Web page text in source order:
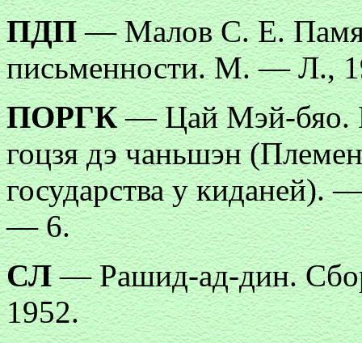
ПДП— Малов С. Е.
письменности. М. — Л.,
ПОРГК— Цай Мэй-бяо.
гоцзя дэ чаньшэн
государства у
— 6.
СЛ— Рашид-ад-дин.
1952.